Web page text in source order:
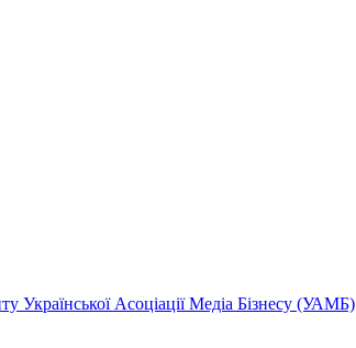
Української Асоціації Медіа Бізнесу (УАМБ)